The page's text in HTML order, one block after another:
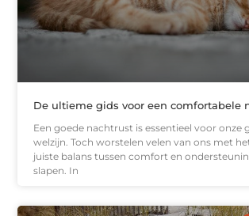
De ultieme gids voor een comfortabele
Een goede nachtrust is essentieel voor onze
welzijn. Toch worstelen velen van ons met
juiste balans tussen comfort en
slapen. In